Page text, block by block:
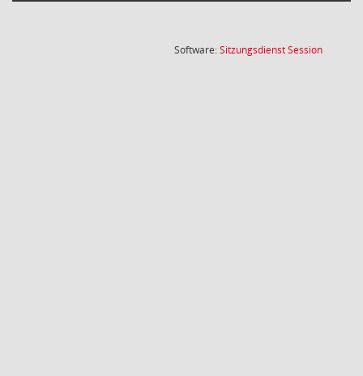
Software:SitzungsdienstSession(Wird in